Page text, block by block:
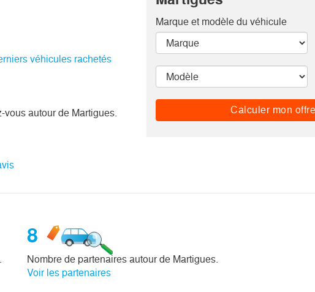
véhicules rachetés
autour de Martigues.
Marque et modèle du véhicule
Calculer mon
8
Nombre de partenaires autour de Martigues.
Voir les partenaires